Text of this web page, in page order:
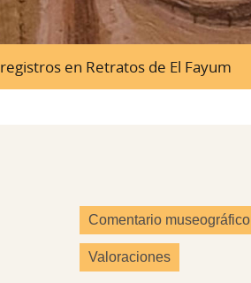
registros en Retratos de El Fayum
Comentario museográfico
Valoraciones